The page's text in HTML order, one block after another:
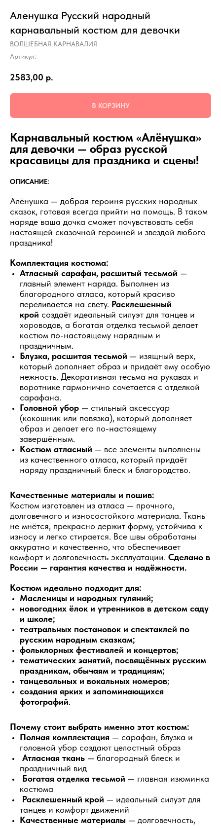
Аленушка Русский народный
карнавальный костюм для девочки
ВОЛШЕБНАЯ КАРНАВАЛИЯ
Артикул:
2583,00 р.
В КОРЗИНУ
Карнавальный костюм «Алёнушка»
для девочки — образ русской
красавицы для праздника и сцены!
ОПИСАНИЕ:
Алёнушка — добрая героиня русских народных
сказок, готовая всегда прийти на помощь. В таком
наряде ваша дочка сможет почувствовать себя
настоящей сказочной героиней и звездой любого
праздника!
Комплектация костюма:
Атласный сарафан, расшитый тесьмой —
главный элемент наряда. Выполнен из
благородного атласа, который красиво
переливается на свету. Расклешенный
крой создаёт идеальный силуэт для танцев и
хороводов, а богатая отделка тесьмой делает
костюм по-настоящему нарядным и
праздничным.
Блузка, расшитая тесьмой — изящный верх,
который дополняет образ и придаёт ему особую
нежность. Декоративная тесьма на рукавах и
воротнике гармонично сочетается с отделкой
сарафана.
Головной убор — стильный аксессуар
(кокошник или повязка), который дополняет
образ и делает его по-настоящему
завершённым.
Костюм атласный — все элементы выполнены
из качественного атласа, который придаёт
наряду праздничный блеск и благородство.
Качественные материалы и пошив:
Костюм изготовлен из атласа — прочного,
долговечного и износостойкого материала. Ткань
не мнётся, прекрасно держит форму, устойчива к
износу и легко стирается. Все швы обработаны
аккуратно и качественно, что обеспечивает
комфорт и долговечность эксплуатации. Сделано в
России — гарантия качества и надёжности.
Костюм идеально подходит для:
Масленицы и народных гуляний;
новогодних ёлок и утренников в детском саду
и школе;
театральных постановок и спектаклей по
русским народным сказкам;
фольклорных фестивалей и концертов;
тематических занятий, посвящённых русским
праздникам, обычаям и традициям;
танцевальных и вокальных номеров;
создания ярких и запоминающихся
фотографий.
Почему стоит выбрать именно этот костюм:
Полная комплектация — сарафан, блузка и
головной убор создают целостный образ
Атласная ткань — благородный блеск и
праздничный вид
Богатая отделка тесьмой — главная изюминка
костюма
Расклешенный крой — идеальный силуэт для
танцев и комфорт движений
Качественные материалы — долговечность,